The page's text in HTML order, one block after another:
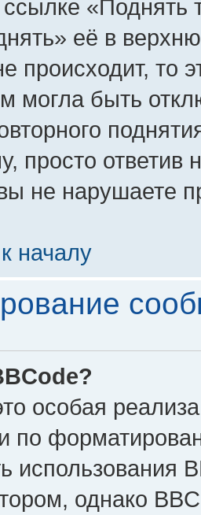
«Поднять
её в
происходит, то
могла быть
просто ответив
не нарушаете
началу
особая
по
использования
однако